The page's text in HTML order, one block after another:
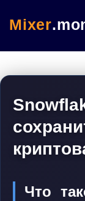
Mixer
Что